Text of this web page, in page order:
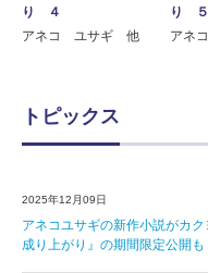
り ４
アネコ ユサギ 他
り ５
アネ
トピックス
2025年12月09日
アネコユサギの新作小説がカ
成り上がり』の期間限定公開も